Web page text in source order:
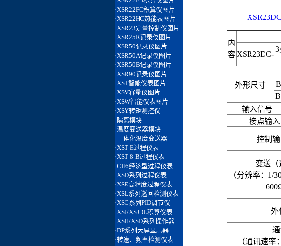
内
容 XSR23DC-
3
外形尺寸
输入信号
接点输入
控制
变送（
（分辨率：1/
外
通
（通讯速率